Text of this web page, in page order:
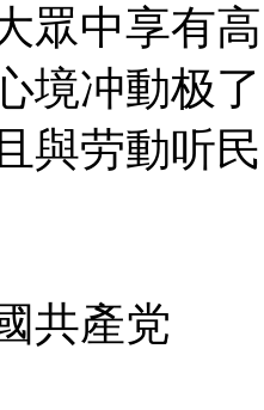
眾中享有
境冲動极
與劳動听
共產党